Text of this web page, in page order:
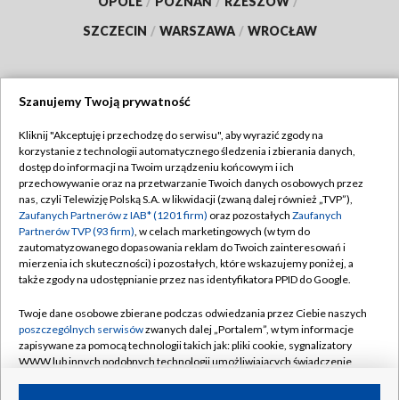
SZCZECIN / WARSZAWA / WROCŁAW
TVP
Abonament TVP
Emisja w TVP
Centrum informacji TVP
Naziemna Telewizja Cyfrowa
Rada Programowa
System NOS
Informacje o nadawcy
Regulamin TVP
Polityka prywatności
Moje zgody
Pomoc
Kontakt
Kanały
Szanujemy Twoją prywatność
Kliknij "Akceptuję i przechodzę do serwisu", aby wyrazić zgody na
korzystanie z technologii automatycznego śledzenia i zbierania danych,
dostęp do informacji na Twoim urządzeniu końcowym i ich
przechowywanie oraz na przetwarzanie Twoich danych osobowych przez
nas, czyli Telewizję Polską S.A. w likwidacji (zwaną dalej również „TVP”),
Zaufanych Partnerów z IAB* (1201 firm) oraz pozostałych Zaufanych
Partnerów TVP (93 firm), w celach marketingowych (w tym do
zautomatyzowanego dopasowania reklam do Twoich zainteresowań i
mierzenia ich skuteczności) i pozostałych, które wskazujemy poniżej, a
także zgody na udostępnianie przez nas identyfikatora PPID do Google.
Twoje dane osobowe zbierane podczas odwiedzania przez Ciebie naszych
poszczególnych serwisówzwanych dalej „Portalem”, w tym informacje
zapisywane za pomocą technologii takich jak: pliki cookie, sygnalizatory
WWW lub innych podobnych technologii umożliwiających świadczenie